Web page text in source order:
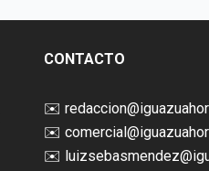
CONTACTO
✉️
✉️
✉️